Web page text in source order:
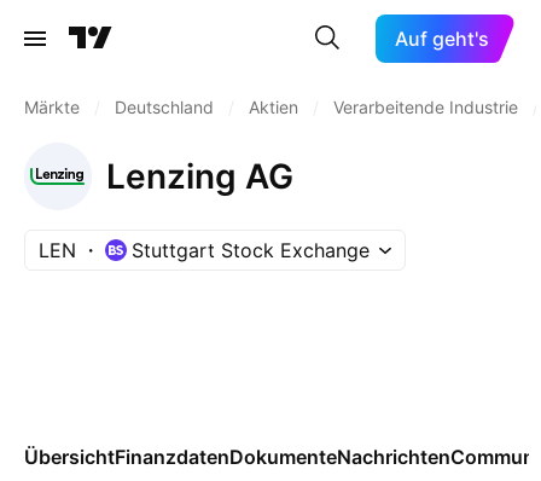
Auf geht's
Märkte Deutschland Aktien Verarbeitende Industrie
Lenzing AG
LEN Stuttgart Stock Exchange
ÜbersichtFinanzdatenDokumenteNachrichten